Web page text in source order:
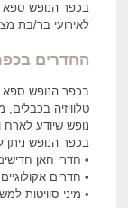
בכפר הנופש ספא
לאירועי בר/בת
החדרים
בכפר הנופש
טלוויזיה בכבלים,
נופש שיודע
בכפר הנופש ניתן
• חדרי חאן
• חדרים אקולוגיים
• מיני סוויטות